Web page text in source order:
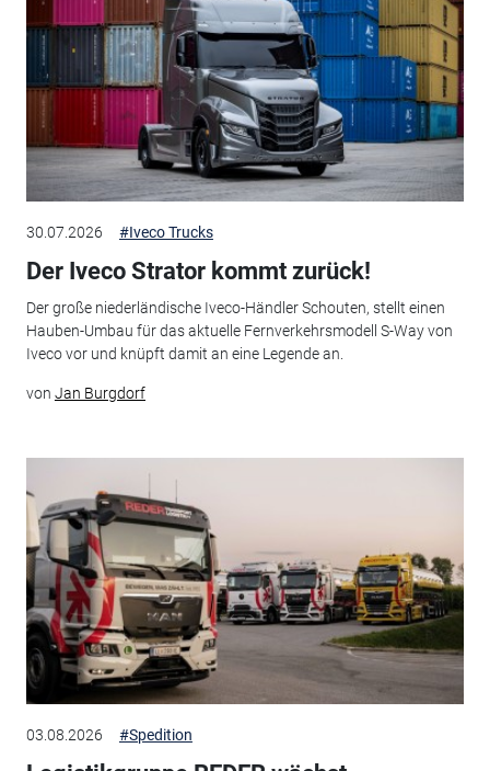
30.07.2026 #Iveco Trucks
Der Iveco Strator kommt zurück!
Der große niederländische Iveco-Händler Schouten, stellt einen
Hauben-Umbau für das aktuelle Fernverkehrsmodell S-Way von
Iveco vor und knüpft damit an eine Legende an.
von Jan Burgdorf
03.08.2026 #Spedition